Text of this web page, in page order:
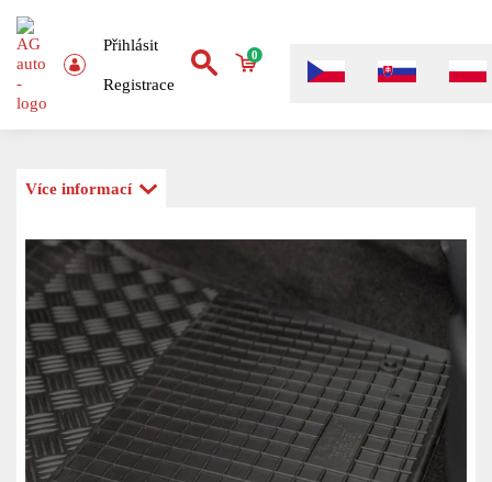
Přihlásit
Registrace
0
Více informací